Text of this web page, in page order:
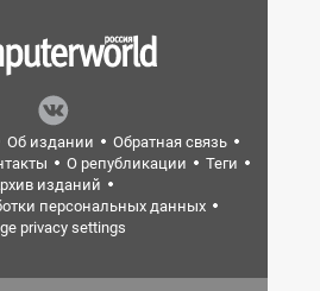
Об издании
Обратная связь
О републикации
Теги
изданий
персональных данных
privacy settings